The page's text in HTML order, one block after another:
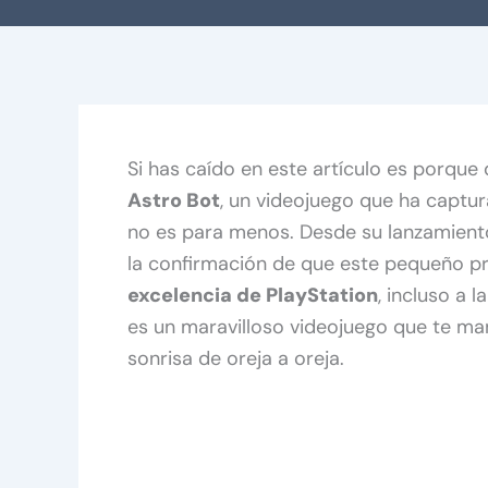
Si has caído en este artículo es
Astro Bot, un videojuego que ha
no es para menos. Desde su
la confirmación de que este pequeño
excelencia de PlayStation, incluso a
es un maravilloso videojuego que te
sonrisa de oreja a oreja.